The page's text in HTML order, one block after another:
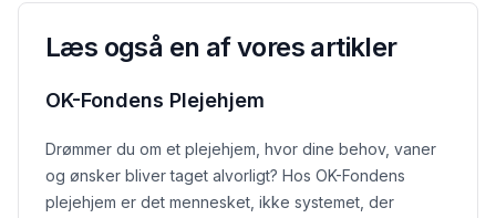
Læs også en af vores artikler
OK-Fondens Plejehjem
Drømmer du om et plejehjem, hvor dine behov, vaner
og ønsker bliver taget alvorligt? Hos OK-Fondens
plejehjem er det mennesket, ikke systemet, der